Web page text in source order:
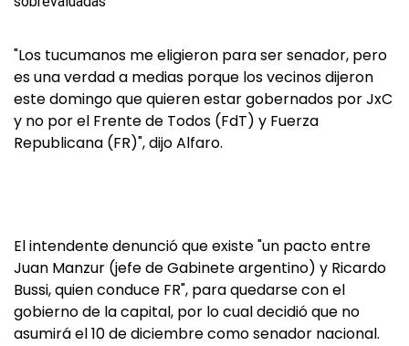
"Los tucumanos me eligieron para ser senador, pero
es una verdad a medias porque los vecinos dijeron
este domingo que quieren estar gobernados por JxC
y no por el Frente de Todos (FdT) y Fuerza
Republicana (FR)", dijo Alfaro.
El intendente denunció que existe "un pacto entre
Juan Manzur (jefe de Gabinete argentino) y Ricardo
Bussi, quien conduce FR", para quedarse con el
gobierno de la capital, por lo cual decidió que no
asumirá el 10 de diciembre como senador nacional.